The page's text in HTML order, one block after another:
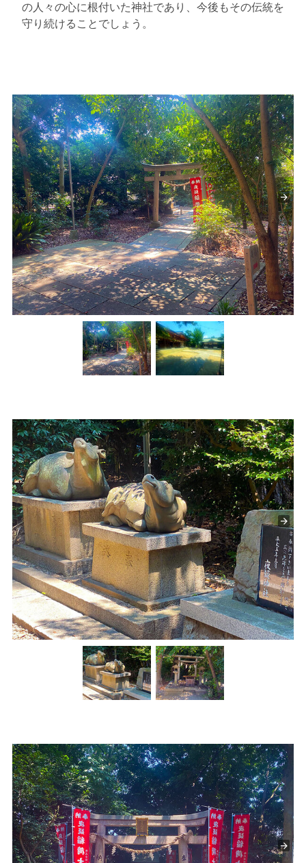
の人々の心に根付いた神社であり、今後もその伝統を
守り続けることでしょう。